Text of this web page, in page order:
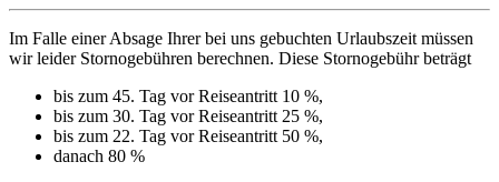
Im Falle einer Absage Ihrer bei uns gebuchten Urlaubszeit müssen
wir leider Stornogebühren berechnen. Diese Stornogebühr beträgt
bis zum 45. Tag vor Reiseantritt 10 %,
bis zum 30. Tag vor Reiseantritt 25 %,
bis zum 22. Tag vor Reiseantritt 50 %,
danach 80 %